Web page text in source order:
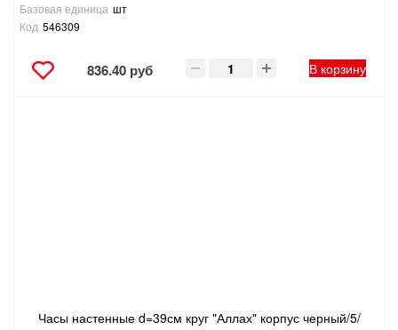
Базовая единица шт
Код 546309
836.40 руб В корзину
Часы настенные d=39см круг "Аллах" корпус черный/5/